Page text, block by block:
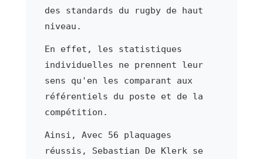
des standards du rugby de haut
niveau.
En effet, les statistiques
individuelles ne prennent leur
sens qu'en les comparant aux
référentiels du poste et de la
compétition.
Ainsi, Avec 56 plaquages
réussis, Sebastian De Klerk se